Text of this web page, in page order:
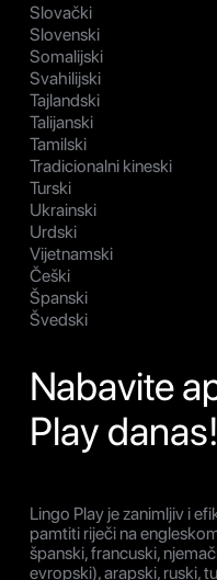
Slovački
Slovenski
Somalijski
Svahilijski
Tajlandski
Talijanski
Tamilski
Tradicionalni kineski
Turski
Ukrainski
Urdski
Vijetnamski
Češki
Španski
Švedski
Nabavite
Play danas!
Lingo Play je zanimljiv i
pamtiti riječi na
španski, francuski,
evropski), arapski, ruski,